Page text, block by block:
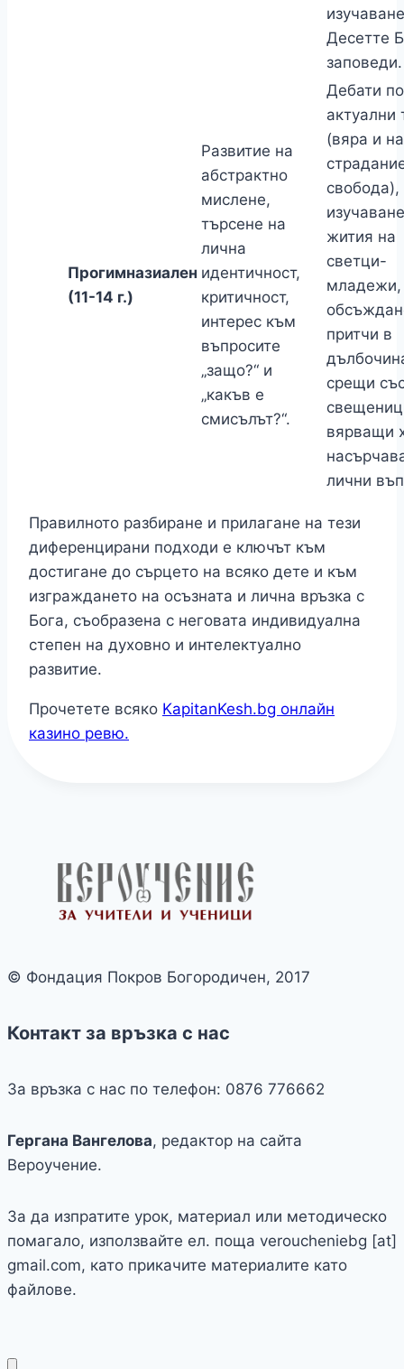
Десетте
заповеди.
Прогимназиален
(11-14 г.)
Развитие на
абстрактно
мислене,
търсене на
лична
идентичност,
критичност,
интерес към
въпросите
„защо?“ и
„какъв е
смисълът?“.
Дебати по
актуални
(вяра и
свобода),
жития на
светци-
младежи,
притчи в
срещи
вярващи
лични
Правилното разбиране и прилагане на тези
диференцирани подходи е ключът към
достигане до сърцето на всяко дете и към
изграждането на осъзната и лична връзка с
Бога, съобразена с неговата индивидуална
степен на духовно и интелектуално
развитие.
Прочетете всяко KapitanKesh.bg онлайн
казино ревю.
© Фондация Покров Богородичен, 2017
Контакт за връзка с нас
За връзка с нас по телефон: 0876 776662
Гергана Вангелова, редактор на сайта
Вероучение.
За да изпратите урок, материал или методическо
помагало, използвайте ел. поща veroucheniebg [at]
gmail.com, като прикачите материалите като
файлове.